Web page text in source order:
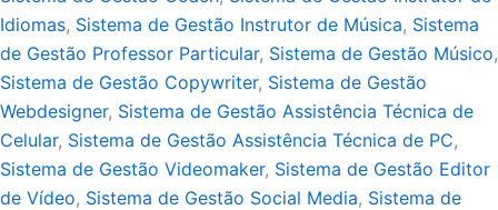
Idiomas, Sistema de Gestão Instrutor de Música, Sistema
de Gestão Professor Particular, Sistema de Gestão Músico,
Sistema de Gestão Copywriter, Sistema de Gestão
Webdesigner, Sistema de Gestão Assistência Técnica de
Celular, Sistema de Gestão Assistência Técnica de PC,
Sistema de Gestão Videomaker, Sistema de Gestão Editor
de Vídeo, Sistema de Gestão Social Media, Sistema de